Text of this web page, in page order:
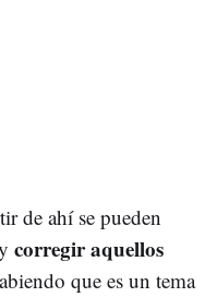
de ahí se pueden
corregir aquellos
que es un tema